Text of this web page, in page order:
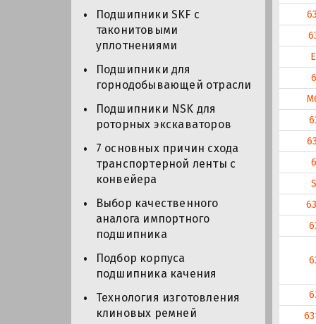
Подшипники SKF с
таконитовыми
уплотнениями
Подшипники для
горнодобывающей отрасли
Подшипники NSK для
роторных экскаваторов
7 основных причин схода
транспортерной ленты с
конвейера
Выбор качественного
аналога импортного
подшипника
Подбор корпуса
подшипника качения
Технология изготовления
клиновых ремней